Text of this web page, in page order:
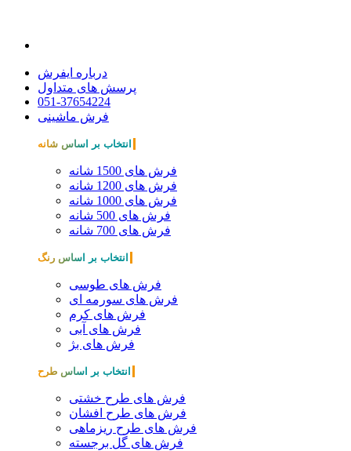
درباره ایفرش
پرسش های متداول
051-37654224
فرش ماشینی
انتخاب بر اساس شانه
فرش های 1500 شانه
فرش های 1200 شانه
فرش های 1000 شانه
فرش های 500 شانه
فرش های 700 شانه
انتخاب بر اساس رنگ
فرش های طوسی
فرش های سورمه ای
فرش های کرم
فرش های آبی
فرش های بژ
انتخاب بر اساس طرح
فرش های طرح خشتی
فرش های طرح افشان
فرش های طرح ریزماهی
فرش های گل برجسته